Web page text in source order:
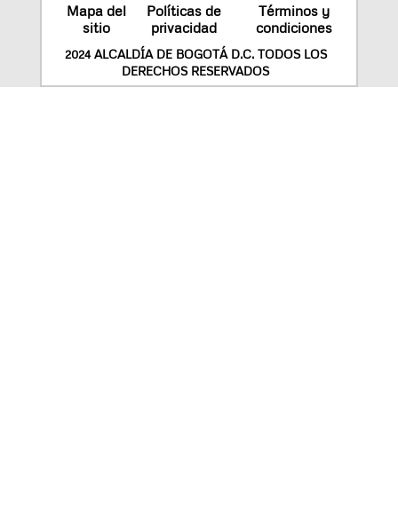
Mapa del
sitio
Políticas de
privacidad
Términos y
condiciones
2024 ALCALDÍA DE BOGOTÁ D.C. TODOS LOS
DERECHOS RESERVADOS